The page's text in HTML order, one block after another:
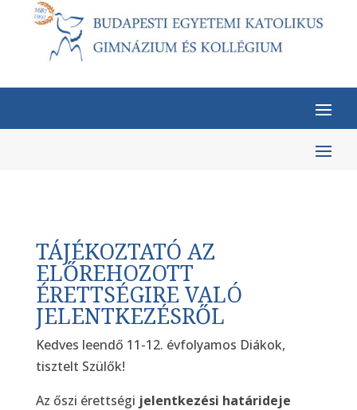
TÁJÉKOZTATÓ AZ
ELŐREHOZOTT
ÉRETTSÉGIRE VALÓ
JELENTKEZÉSRŐL
Kedves leendő 11-12. évfolyamos Diákok,
tisztelt Szülők!
Az őszi érettségi jelentkezési határideje